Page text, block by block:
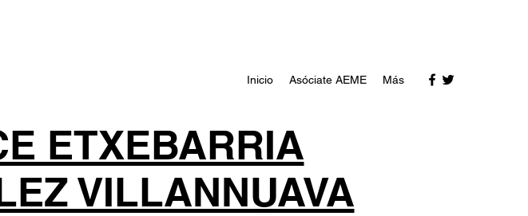
Inicio Asóciate AEME Más
ETXEBARRIA
VILLANNUAVA